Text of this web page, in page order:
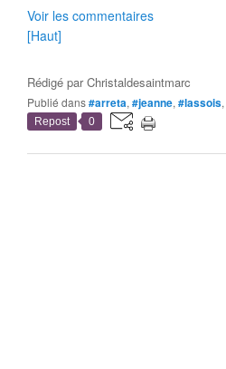
Voir les commentaires
[Haut]
Rédigé parChristaldesaintmarc
Publié dans#arreta, #jeanne, #lassois,
Repost 0